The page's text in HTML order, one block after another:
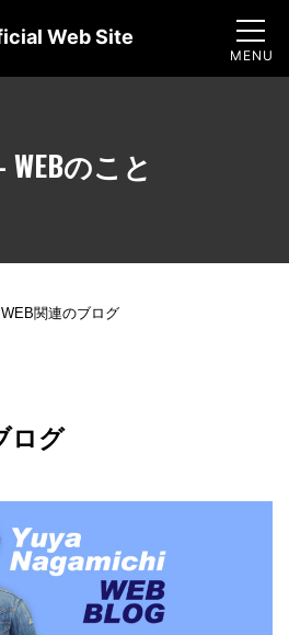
Web Site
WEBのこと
WEB関連のブログ
ログ